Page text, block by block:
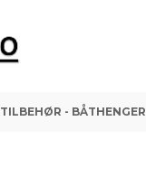
TILBEHØR - BÅTHENGER